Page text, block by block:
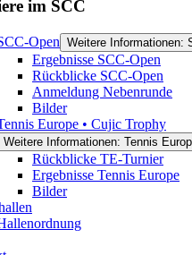
im SCC
Open Weitere Informationen:
Ergebnisse SCC-Open
Rückblicke SCC-Open
Anmeldung Nebenrunde
Bilder
Europe • Cujic Trophy
Weitere Informationen: Tennis
Rückblicke TE-Turnier
Ergebnisse Tennis Europe
Bilder